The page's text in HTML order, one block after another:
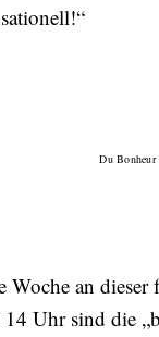
an
Uhr sind die